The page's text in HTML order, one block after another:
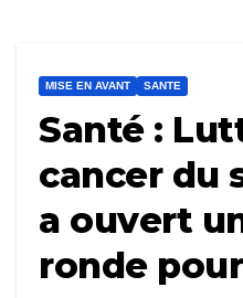
MISE EN AVANT SANTE
Santé :
cancer du
a ouvert
ronde